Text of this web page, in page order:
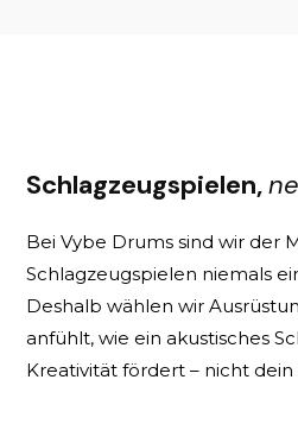
Schlagzeugspielen,
Bei Vybe Drums sind wir der
Schlagzeugspielen niemals
Deshalb wählen wir
anfühlt, wie ein akustisches
Kreativität fördert – nicht